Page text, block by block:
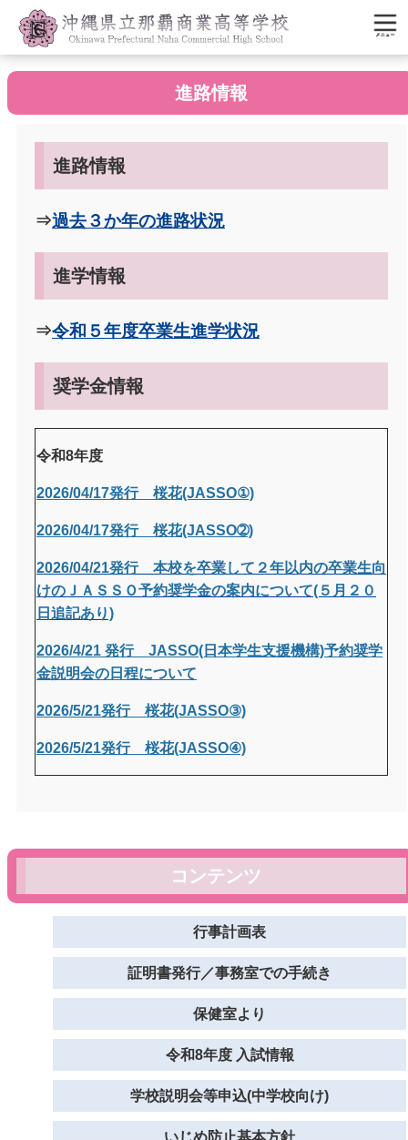
進路情報
進路情報
⇒過去３か年の進路状況
進学情報
⇒令和５年度卒業生進学状況
奨学金情報
令和8年度
2026/04/17発行 桜花(JASSO①)
2026/04/17発行 桜花(JASSO➁)
2026/04/21発行 本校を卒業して２年以内の卒業生向
けのＪＡＳＳＯ予約奨学金の案内について(５月２０
日追記あり)
2026/4/21 発行 JASSO(日本学生支援機構)予約奨学
金説明会の日程について
2026/5/21発行 桜花(JASSO③)
2026/5/21発行 桜花(JASSO④)
コンテンツ
行事計画表
証明書発行／事務室での手続き
保健室より
令和8年度 入試情報
学校説明会等申込(中学校向け)
いじめ防止基本方針